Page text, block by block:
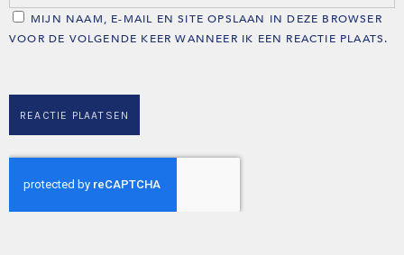
MIJN NAAM, E-MAIL EN SITE OPSLAAN IN DEZE BROWSER
VOOR DE VOLGENDE KEER WANNEER IK EEN REACTIE PLAATS.